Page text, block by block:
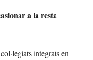
a la resta
integrats en